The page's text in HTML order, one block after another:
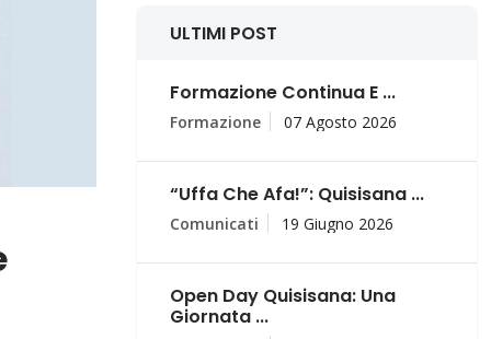
ULTIMI POST
Formazione Continua E ...
Formazione 07 Agosto 2026
“Uffa Che Afa!”: Quisisana ...
Comunicati 19 Giugno 2026
Open Day Quisisana: Una
Giornata ...